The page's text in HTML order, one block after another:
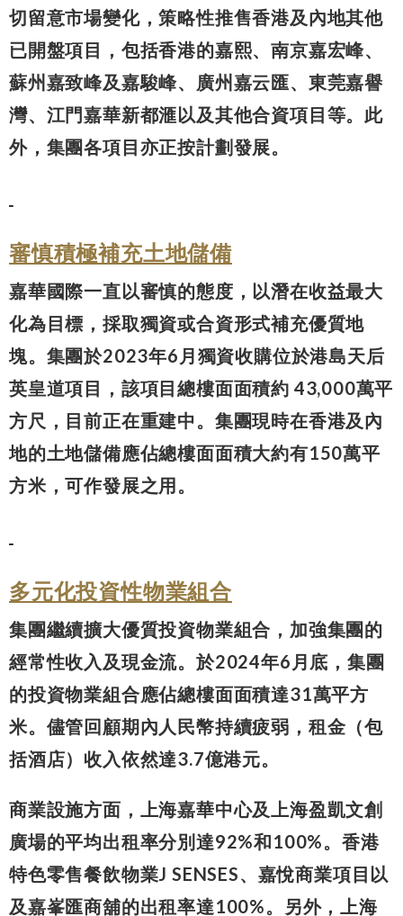
切留意市場變化，策略性推售香港及內地其他
已開盤項目，包括香港的嘉熙、南京嘉宏峰、
蘇州嘉致峰及嘉駿峰、廣州嘉云匯、東莞嘉譽
灣、江門嘉華新都滙以及其他合資項目等。此
外，集團各項目亦正按計劃發展。
審慎積極補充土地儲備
嘉華國際一直以審慎的態度，以潛在收益最大
化為目標，採取獨資或合資形式補充優質地
塊。集團於2023年6月獨資收購位於港島天后
英皇道項目，該項目總樓面面積約 43,000萬平
方尺，目前正在重建中。集團現時在香港及內
地的土地儲備應佔總樓面面積大約有150萬平
方米，可作發展之用。
多元化投資性物業組合
集團繼續擴大優質投資物業組合，加強集團的
經常性收入及現金流。於2024年6月底，集團
的投資物業組合應佔總樓面面積達31萬平方
米。儘管回顧期內人民幣持續疲弱，租金（包
括酒店）收入依然達3.7億港元。
商業設施方面，上海嘉華中心及上海盈凱文創
廣場的平均出租率分別達92%和100%。香港
特色零售餐飲物業J SENSES、嘉悅商業項目以
及嘉峯匯商舖的出租率達100%。另外，上海